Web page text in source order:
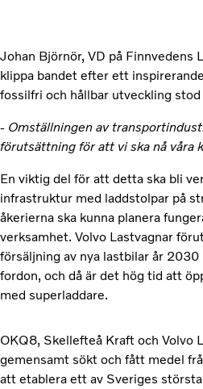
Johan Björnör, VD på Finnvedens
klippa bandet efter ett
fossilfri och hållbar utveckling stod
- Omställningen av
förutsättning för att vi ska nå våra
En viktig del för att detta ska bli
infrastruktur med laddstolpar på
åkerierna ska kunna planera
verksamhet. Volvo Lastvagnar
försäljning av nya lastbilar år
fordon, och då är det hög tid att
med superladdare.
OKQ8, Skellefteå Kraft och Volvo
gemensamt sökt och fått medel
att etablera ett av Sveriges